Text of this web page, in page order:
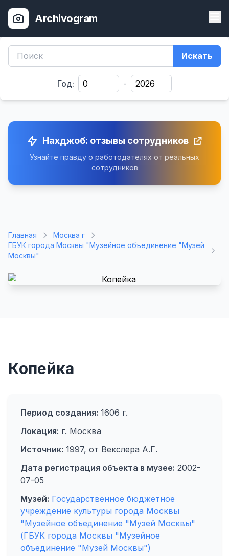
Archivogram
Искать
Год: -
Нахджоб: отзывы сотрудников
Узнайте правду о работодателях от реальных
сотрудников
Главная
Москва г
ГБУК города Москвы "Музейное объединение "Музей
Москвы"
Копейка
Период создания: 1606 г.
Локация: г. Москва
Источник: 1997, от Векслера А.Г.
Дата регистрация объекта в музее: 2002-
07-05
Музей: Государственное бюджетное
учреждение культуры города Москвы
"Музейное объединение "Музей Москвы"
(ГБУК города Москвы "Музейное
объединение "Музей Москвы")